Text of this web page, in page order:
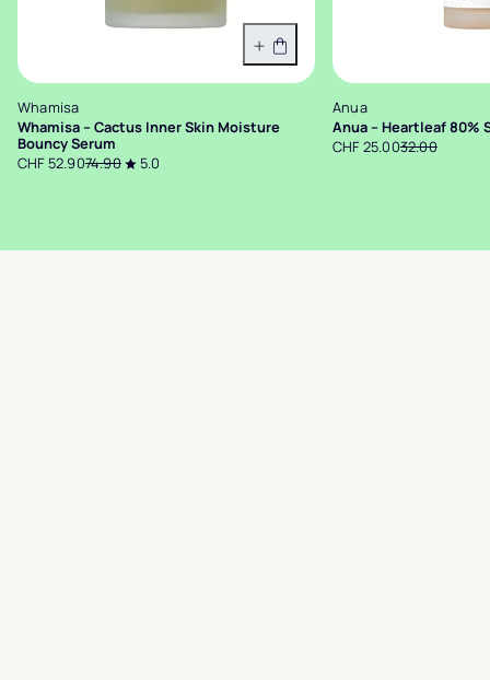
In den Warenkorb
Whamisa
Whamisa – Cactus Inner Skin Moisture
Bouncy Serum
CHF 52.9074.90 5.0
Anua
Anua – Heartleaf 80%
CHF 25.0032.00